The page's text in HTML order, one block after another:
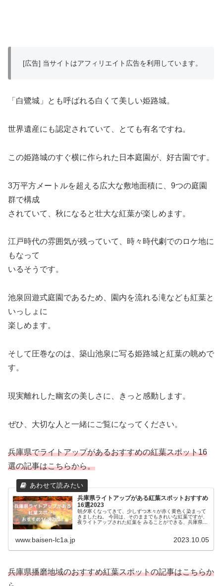
[広告] 当サイトはアフィリエイト広告を利用しています。
「白鷺城」とも呼ばれる白くて美しい姫路城。
世界遺産にも認定されていて、とても有名ですね。
この姫路城のすぐ横に作られた日本庭園が、好古園です。
3万平方メートルを超える広大な敷地面積に、9つの庭園
群で構成
されていて、秋になると壮大な紅葉が楽しめます。
江戸時代の雰囲気が残っていて、時々時代劇でのロケ地に
もなって
いるそうです。
池泉回遊式庭園であるため、園内を流れる滝なども紅葉と
いっしょに
楽しめます。
そして圧巻なのは、築山池泉に写る姫路城と紅葉の眺めで
す。
現実離れした幽玄の美しさに、きっと感動します。
ぜひ、大切な人と一緒にご覧になってください。
兵庫県でライトアップがあるおすすめの紅葉スポット16
選の記事はこちらから。
兵庫県ライトアップがある紅葉スポットおすすめ
16選2023
朝夕寒くなってきて、少しずつ木々が赤く黄色く染まって
きましたね。 今回は、そのままでもきれいな紅葉ですが、
夜ライトアップされた紅葉を みることができる、兵庫県で
www.baisen-lc1a.jp 2023.10.05
兵庫県播磨地域のおすすめ紅葉スポットの記事はこちらか